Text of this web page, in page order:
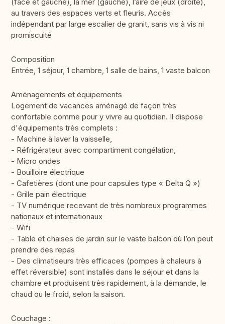
(face et gauche), la mer (gauche), l’aire de jeux (droite),
au travers des espaces verts et fleuris. Accès
indépendant par large escalier de granit, sans vis à vis ni
promiscuité
Composition
Entrée, 1 séjour, 1 chambre, 1 salle de bains, 1 vaste balcon
Aménagements et équipements
Logement de vacances aménagé de façon très
confortable comme pour y vivre au quotidien. Il dispose
d'équipements très complets :
- Machine à laver la vaisselle,
- Réfrigérateur avec compartiment congélation,
- Micro ondes
- Bouilloire électrique
- Cafetières (dont une pour capsules type « Delta Q »)
- Grille pain électrique
- TV numérique recevant de très nombreux programmes
nationaux et internationaux
- Wifi
- Table et chaises de jardin sur le vaste balcon où l’on peut
prendre des repas
- Des climatiseurs très efficaces (pompes à chaleurs à
effet réversible) sont installés dans le séjour et dans la
chambre et produisent très rapidement, à la demande, le
chaud ou le froid, selon la saison.
Couchage :